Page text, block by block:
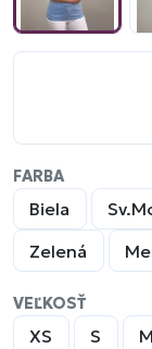
FARBA
Biela
Zelená
VEĽKOSŤ
XS S M